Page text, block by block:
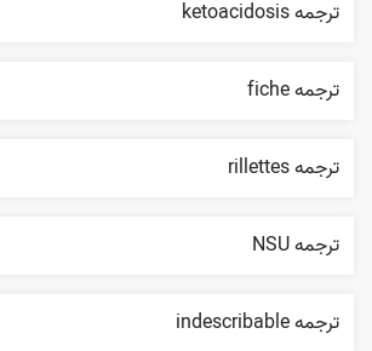
ترجمه ketoacidosis
ترجمه fiche
ترجمه rillettes
ترجمه NSU
ترجمه indescribable